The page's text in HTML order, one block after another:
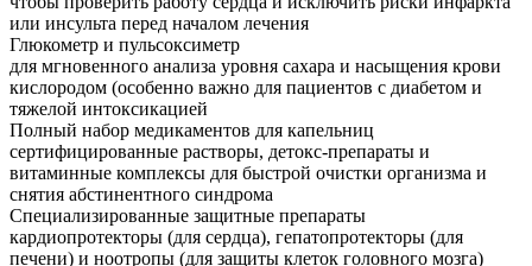
или инсульта перед началом лечения
Глюкометр и пульсоксиметр
для мгновенного анализа уровня сахара и насыщения крови
кислородом (особенно важно для пациентов с диабетом и
тяжелой интоксикацией
Полный набор медикаментов для капельниц
сертифицированные растворы, детокс-препараты и
витаминные комплексы для быстрой очистки организма и
снятия абстинентного синдрома
Специализированные защитные препараты
кардиопротекторы (для сердца), гепатопротекторы (для
печени) и ноотропы (для защиты клеток головного мозга)